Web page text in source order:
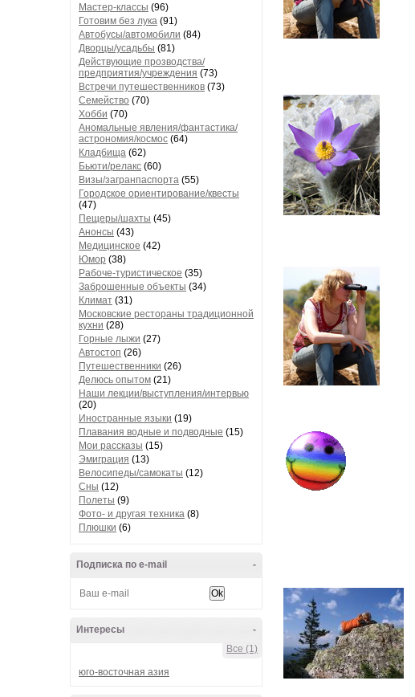
Мастер-классы (96)
Готовим без лука (91)
Автобусы/автомобили (84)
Дворцы/усадьбы (81)
Действующие прозводства/
предприятия/учреждения (73)
Встречи путешественников (73)
Семейство (70)
Хобби (70)
Аномальные явления/фантастика/
астрономия/космос (64)
Кладбища (62)
Бьюти/релакс (60)
Визы/загранпаспорта (55)
Городское ориентирование/квесты
(47)
Пещеры/шахты (45)
Анонсы (43)
Медицинское (42)
Юмор (38)
Рабоче-туристическое (35)
Заброшенные объекты (34)
Климат (31)
Московские рестораны традиционной
кухни (28)
Горные лыжи (27)
Автостоп (26)
Путешественники (26)
Делюсь опытом (21)
Наши лекции/выступления/интервью
(20)
Иностранные языки (19)
Плавания водные и подводные (15)
Мои рассказы (15)
Эмиграция (13)
Велосипеды/самокаты (12)
Сны (12)
Полеты (9)
Фото- и другая техника (8)
Плюшки (6)
-
Подписка по e-mail
-
Интересы
Все (1)
юго-восточная азия